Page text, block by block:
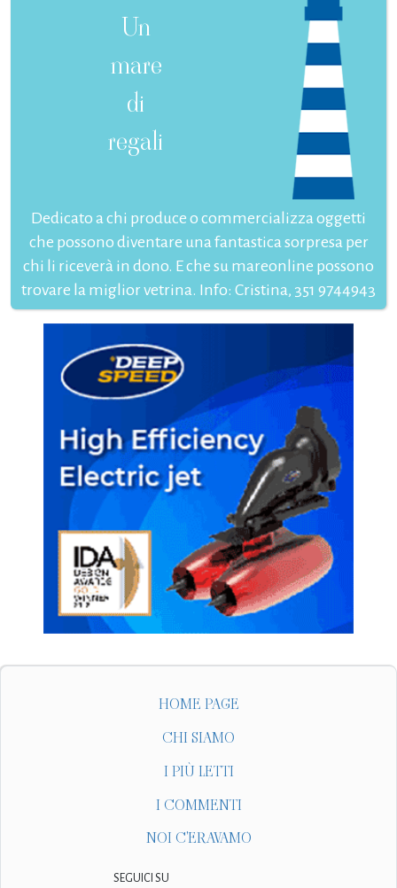
Un
mare
di
regali
Dedicato a chi produce o commercializza oggetti
che possono diventare una fantastica sorpresa per
chi li riceverà in dono. E che su mareonline possono
trovare la miglior vetrina. Info: Cristina, 351 9744943
HOME PAGE
CHI SIAMO
I PIÙ LETTI
I COMMENTI
NOI C'ERAVAMO
SEGUICI SU